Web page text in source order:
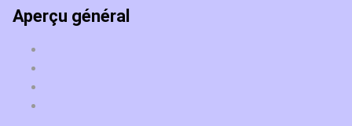
Aperçu général